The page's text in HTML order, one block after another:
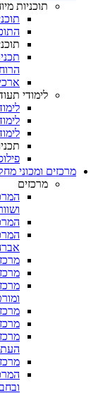
תוכניות
הרוח
לימודי
מרכזים ומכוני
מרכזים